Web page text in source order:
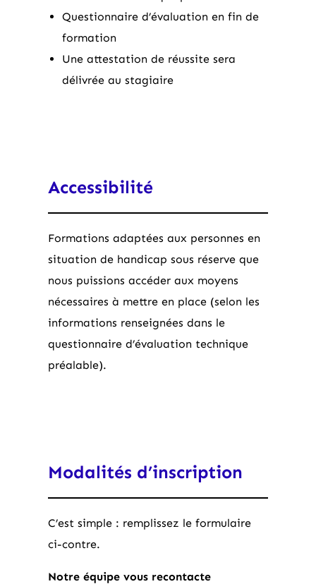
Questionnaire d’évaluation en fin de
formation
Une attestation de réussite sera
délivrée au stagiaire
Accessibilité
Formations adaptées aux personnes en
situation de handicap sous réserve que
nous puissions accéder aux moyens
nécessaires à mettre en place (selon les
informations renseignées dans le
questionnaire d’évaluation technique
préalable).
Modalités d’inscription
C’est simple : remplissez le formulaire
ci-contre.
Notre équipe vous recontacte